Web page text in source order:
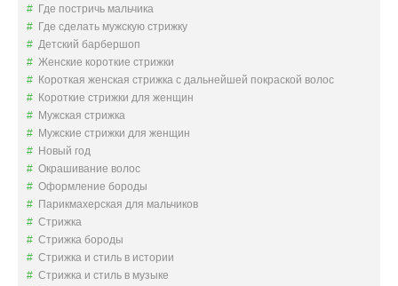
Где постричь мальчика
Где сделать мужскую стрижку
Детский барбершоп
Женские короткие стрижки
Короткая женская стрижка с дальнейшей покраской волос
Короткие стрижки для женщин
Мужская стрижка
Мужские стрижки для женщин
Новый год
Окрашивание волос
Оформление бороды
Парикмахерская для мальчиков
Стрижка
Стрижка бороды
Стрижка и стиль в истории
Стрижка и стиль в музыке